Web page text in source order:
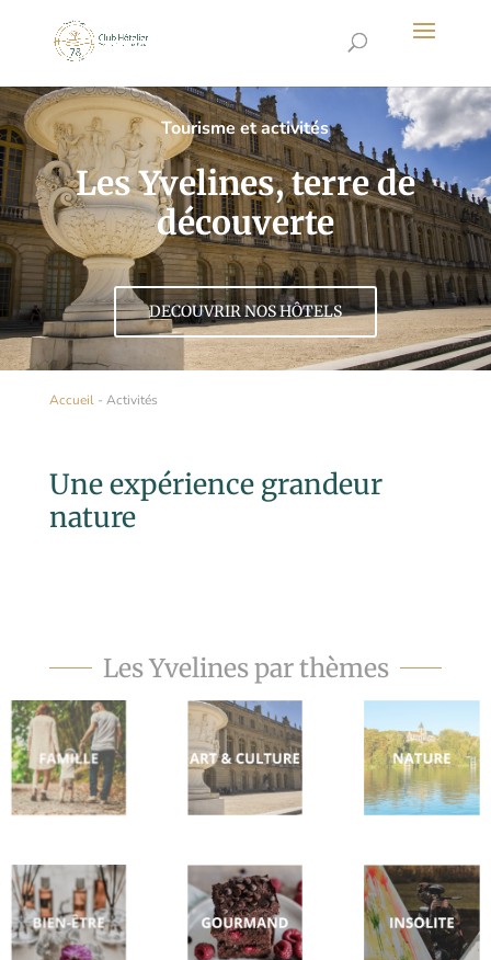
Tourisme et activités
Les Yvelines, terre de
découverte
DECOUVRIR NOS HÔTELS
Accueil- Activités
Une expérience grandeur
nature
Les Yvelines par thèmes